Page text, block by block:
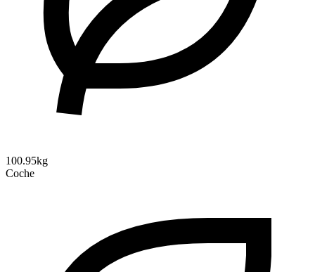
100.95kg
Coche